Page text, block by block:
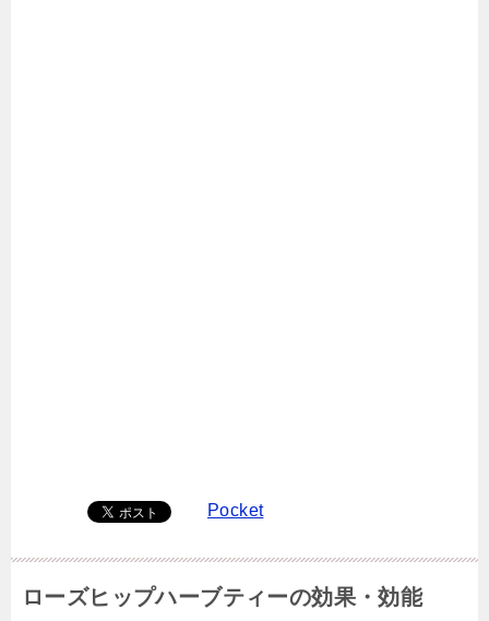
Pocket
ローズヒップハーブティーの効果・効能